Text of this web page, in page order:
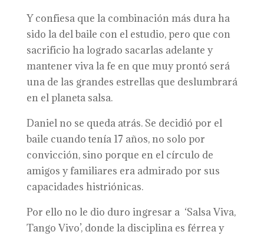
Y confiesa que la combinación más dura ha
sido la del baile con el estudio, pero que con
sacrificio ha logrado sacarlas adelante y
mantener viva la fe en que muy prontó será
una de las grandes estrellas que deslumbrará
en el planeta salsa.
Daniel no se queda atrás. Se decidió por el
baile cuando tenía 17 años, no solo por
convicción, sino porque en el círculo de
amigos y familiares era admirado por sus
capacidades histriónicas.
Por ello no le dio duro ingresar a ‘Salsa Viva,
Tango Vivo’, donde la disciplina es férrea y